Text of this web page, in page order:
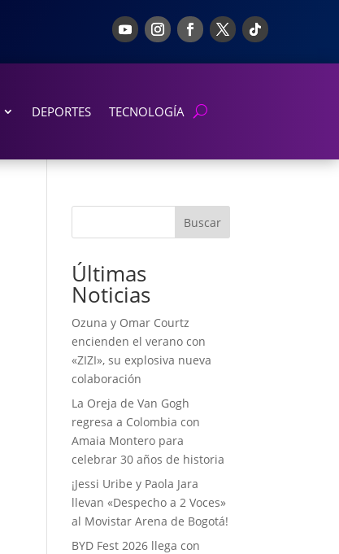
DEPORTES TECNOLOGÍA
Buscar
Últimas
Noticias
Ozuna y Omar Courtz
encienden el verano con
«ZIZI», su explosiva nueva
colaboración
La Oreja de Van Gogh
regresa a Colombia con
Amaia Montero para
celebrar 30 años de historia
¡Jessi Uribe y Paola Jara
llevan «Despecho a 2 Voces»
al Movistar Arena de Bogotá!
BYD Fest 2026 llega con